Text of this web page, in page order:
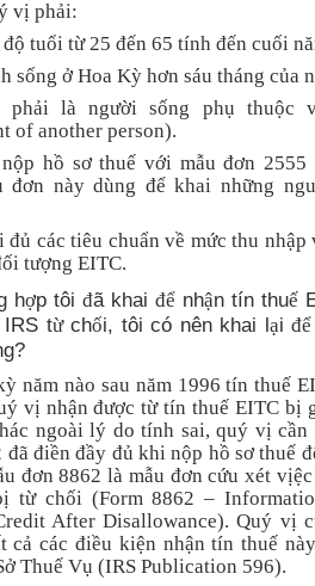
vị phải:
tuổi từ 25 đến 65 tính đến cuối
sống ở Hoa Kỳ hơn sáu tháng của
phải là người sống phụ thuộc
of another person).
hồ sơ thuế với mẫu đơn 2555
đơn này dùng để khai những
đủ các tiêu chuẩn về mức thu nhập
tượng EITC.
hợp tôi đã khai để nhận tín thuế
từchối, tôi có nên khai lạiđể
năm nào sau năm 1996 tín thuế
vị nhận được từ tín thuế EITC bị
ngoài lý do tính sai, quý vị cần
đã điền đầy đủ khi nộp hồ sơ thuế
đơn 8862 là mẫu đơn cứu xét
từ chối (Form 8862 –
After Disallowance). Quý vị
cả các điều kiện nhận tín thuế
Thuế Vụ (IRS Publication 596).